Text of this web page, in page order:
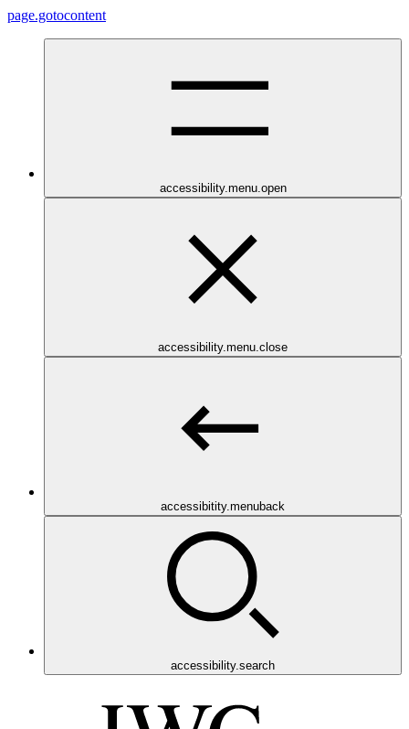
page.gotocontent
accessibility.menu.open
accessibility.menu.close
accessibitity.menuback
accessibility.search